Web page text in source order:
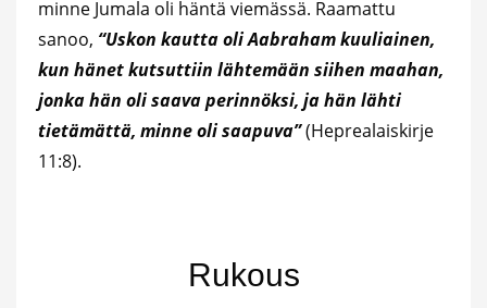
minne Jumala oli häntä viemässä. Raamattu
sanoo, “Uskon kautta oli Aabraham kuuliainen,
kun hänet kutsuttiin lähtemään siihen maahan,
jonka hän oli saava perinnöksi, ja hän lähti
tietämättä, minne oli saapuva”(Heprealaiskirje
11:8).
Rukous